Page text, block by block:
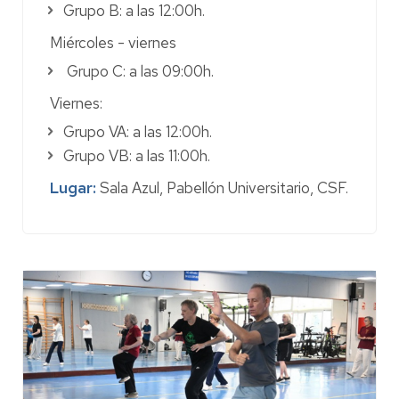
postural, modificaciones para diversas
tipologías y vuelta a la calma con corrección
individualizada.
Precio: 73 € / 36,5 € viernes
➤Vídeo demostrativo
Grupo B: a las 12:00h.
Miércoles - viernes
Grupo C: a las 09:00h.
Viernes:
Grupo VA: a las 12:00h.
Grupo VB: a las 11:00h.
Lugar: Sala Azul, Pabellón Universitario, CSF.